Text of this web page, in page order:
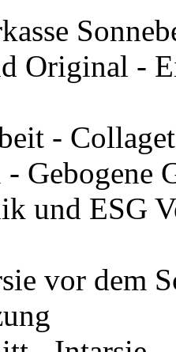
Original -
-
- Gebogene
und ESG
vor dem